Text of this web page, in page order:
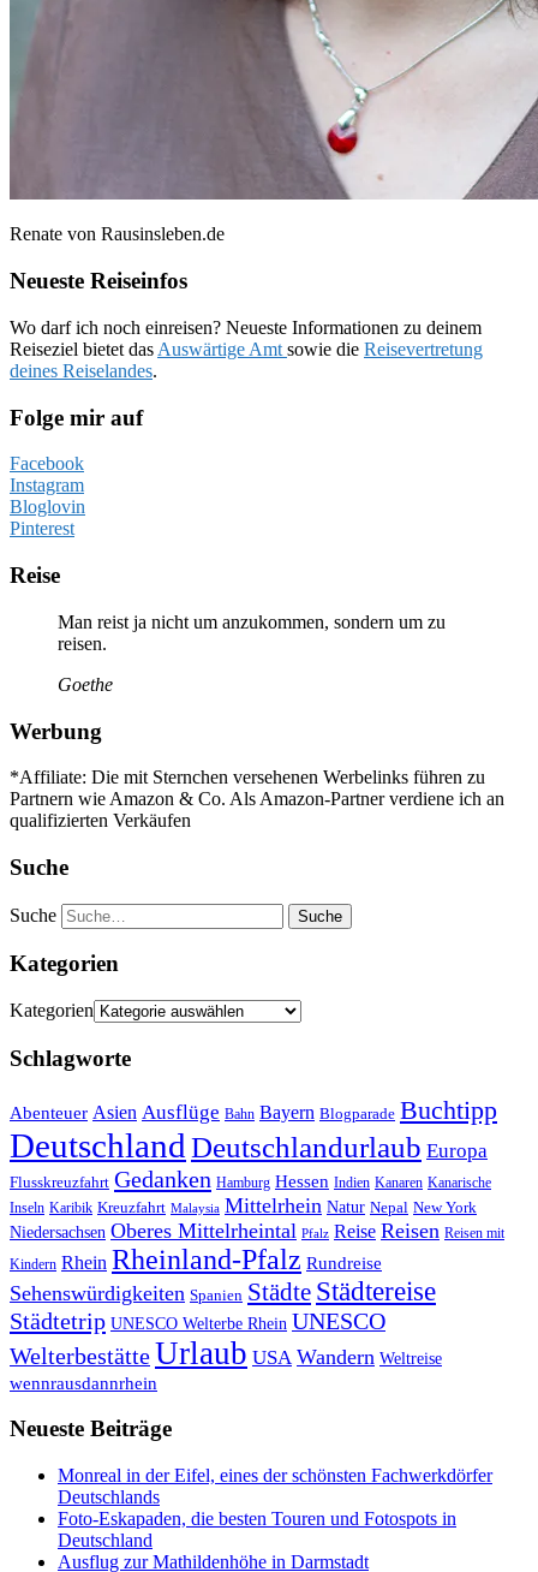
Renate von Rausinsleben.de
Neueste Reiseinfos
Wo darf ich noch einreisen? Neueste Informationen zu deinem
Reiseziel bietet das Auswärtige Amt sowie die Reisevertretung
deines Reiselandes.
Folge mir auf
Facebook
Instagram
Bloglovin
Pinterest
Reise
Man reist ja nicht um anzukommen, sondern um zu
reisen.
Goethe
Werbung
*Affiliate: Die mit Sternchen versehenen Werbelinks führen zu
Partnern wie Amazon & Co. Als Amazon-Partner verdiene ich an
qualifizierten Verkäufen
Suche
Suche
Kategorien
Kategorien
Schlagworte
Abenteuer Asien Ausflüge Bahn Bayern Blogparade Buchtipp
Deutschland Deutschlandurlaub Europa
Flusskreuzfahrt Gedanken Hamburg Hessen Indien Kanaren Kanarische
Inseln Karibik Kreuzfahrt Malaysia Mittelrhein Natur Nepal New York
Niedersachsen Oberes Mittelrheintal Pfalz Reise Reisen Reisen mit
Kindern Rhein Rheinland-Pfalz Rundreise
Sehenswürdigkeiten Spanien Städte Städtereise
Städtetrip UNESCO Welterbe Rhein UNESCO
WelterbestätteUrlaub USA Wandern Weltreise
wennrausdannrhein
Neueste Beiträge
Monreal in der Eifel, eines der schönsten Fachwerkdörfer
Deutschlands
Foto-Eskapaden, die besten Touren und Fotospots in
Deutschland
Ausflug zur Mathildenhöhe in Darmstadt